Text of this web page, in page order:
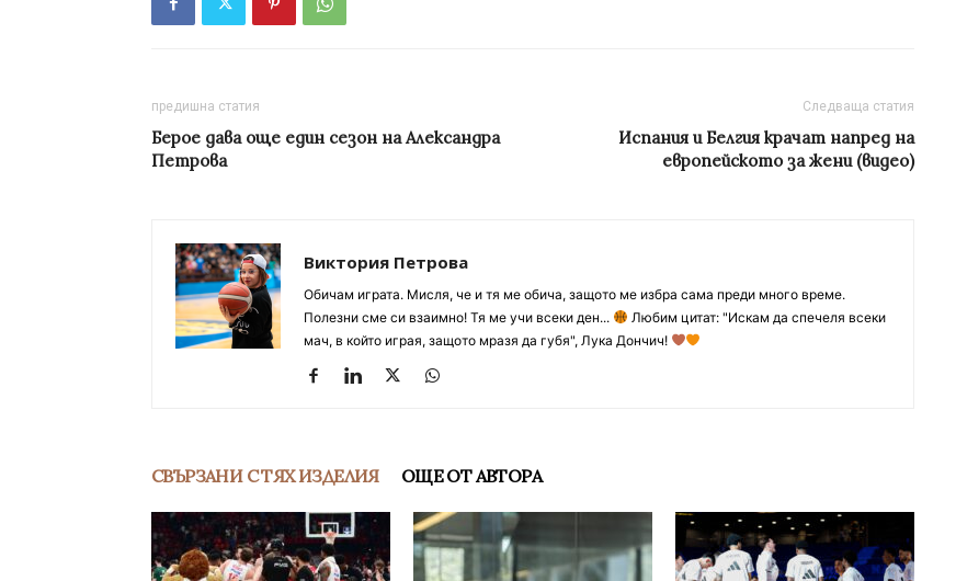
предишна статия
Берое дава още един сезон на Александра
Петрова
Следваща статия
Испания и Белгия крачат напред на
европейското за жени (видео)
Виктория Петрова
Обичам играта. Мисля, че и тя ме обича, защото ме избра сама преди много време.
Полезни сме си взаимно! Тя ме учи всеки ден...
Любим цитат: "Искам да спечеля всеки
мач, в който играя, защото мразя да губя", Лука Дончич!
СВЪРЗАНИ С ТЯХ ИЗДЕЛИЯ ОЩЕ ОТ АВТОРА